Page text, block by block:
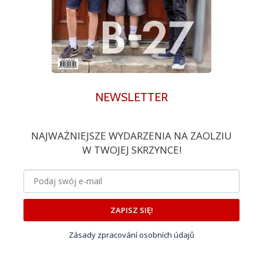
NEWSLETTER
NAJWAŻNIEJSZE WYDARZENIA NA ZAOLZIU
W TWOJEJ SKRZYNCE!
ZAPISZ SIĘ!
Zásady zpracování osobních údajů